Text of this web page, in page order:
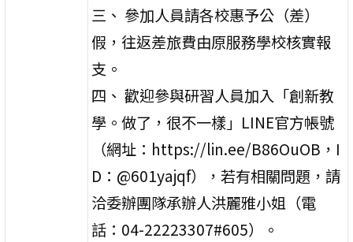
三、 參加人員請各校惠予公（差）
假，往返差旅費由原服務學校核實報
支。
四、 歡迎參與研習人員加入「創新教
學。做了，很不一樣」LINE官方帳號
（網址：https://lin.ee/B86OuOB，I
D：@601yajqf），若有相關問題，請
洽委辦團隊承辦人洪麗雅小姐（電
話：04-22223307#605）。